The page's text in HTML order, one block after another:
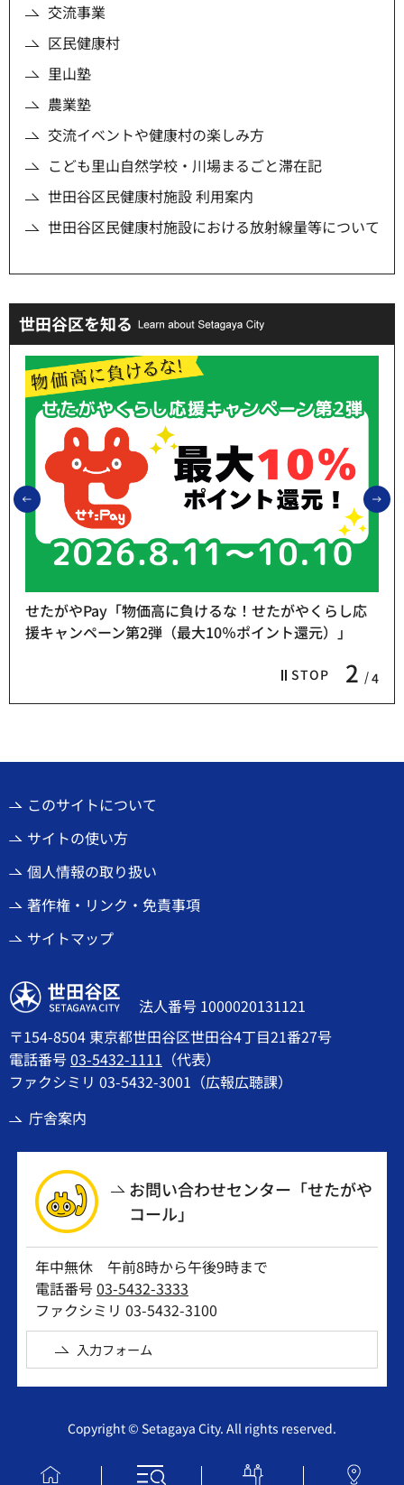
交流事業
区民健康村
里山塾
農業塾
交流イベントや健康村の楽しみ方
こども里山自然学校・川場まるごと滞在記
世田谷区民健康村施設 利用案内
世田谷区民健康村施設における放射線量等について
世田谷区を知る
前のスライドを表示
STOP 2 4
せたがやPay「物価高に負けるな！せたがやくらし応
援キャンペーン第2弾（最大10％ポイント還元）」
このサイトについて
サイトの使い方
個人情報の取り扱い
著作権・リンク・免責事項
サイトマップ
世田谷区
法人番号 1000020131121
〒154-8504 東京都世田谷区世田谷4丁目21番27号
電話番号03-5432-1111 （代表）
ファクシミリ 03-5432-3001（広報広聴課）
庁舎案内
お問い合わせセンター「せたがや
コール」
年中無休 午前8時から午後9時まで
電話番号03-5432-3333
ファクシミリ 03-5432-3100
入力フォーム
Copyright © Setagaya City. All rights reserved.